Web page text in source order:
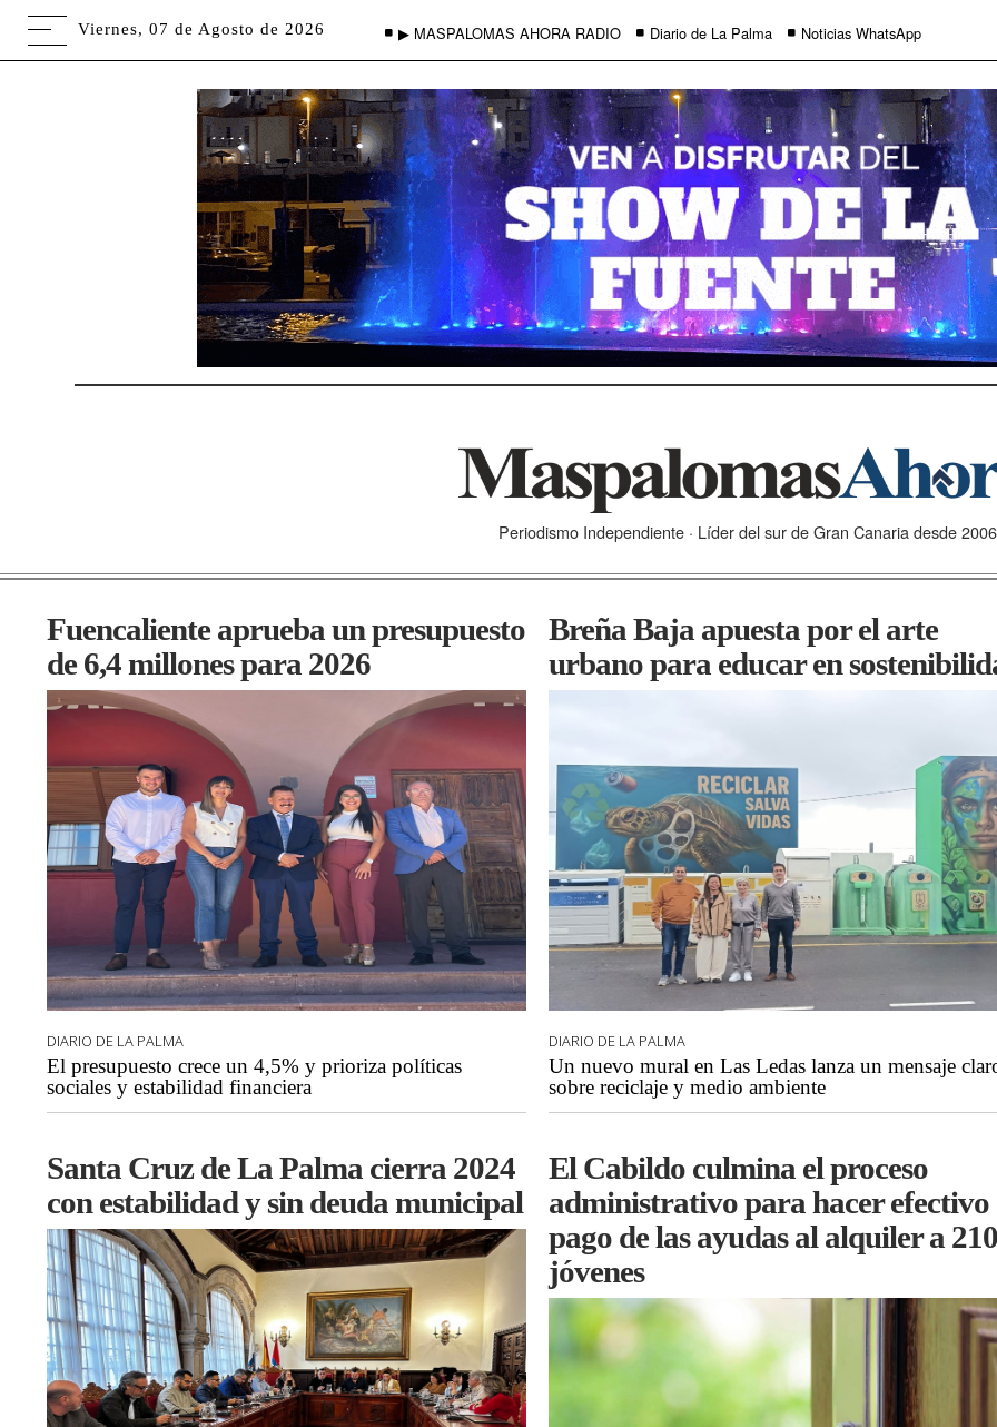
Viernes, 07 de Agosto de 2026 ▶ MASPALOMAS AHORA RADIO Diario de La Palma Noticias WhatsApp
Periodismo Independiente · Líder del sur de Gran Canaria desde 2006
Fuencaliente aprueba un presupuesto
de 6,4 millones para 2026
DIARIO DE LA PALMA
El presupuesto crece un 4,5% y prioriza políticas
sociales y estabilidad financiera
Santa Cruz de La Palma cierra 2024
con estabilidad y sin deuda municipal
Breña Baja apuesta por el arte
urbano para educar en
DIARIO DE LA PALMA
Un nuevo mural en Las Ledas lanza un mensaje
sobre reciclaje y medio ambiente
El Cabildo culmina el proceso
administrativo para hacer efectivo
pago de las ayudas al alquiler a 210
jóvenes